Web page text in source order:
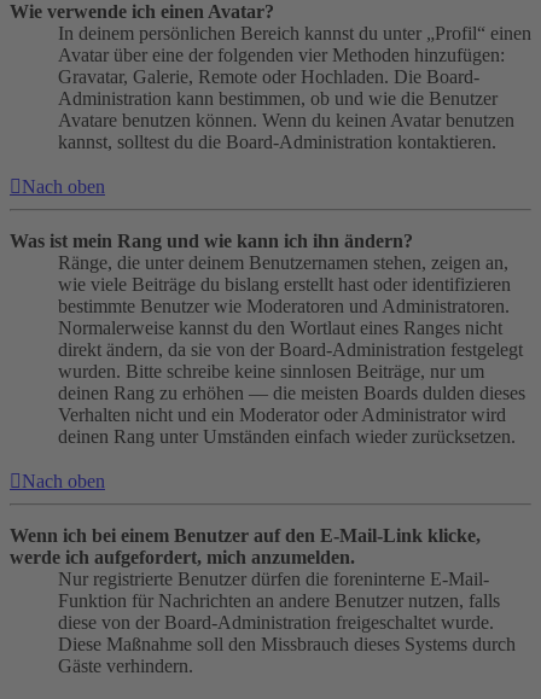
Wie verwende ich einen Avatar?
In deinem persönlichen Bereich kannst du unter „Profil“ einen
Avatar über eine der folgenden vier Methoden hinzufügen:
Gravatar, Galerie, Remote oder Hochladen. Die Board-
Administration kann bestimmen, ob und wie die Benutzer
Avatare benutzen können. Wenn du keinen Avatar benutzen
kannst, solltest du die Board-Administration kontaktieren.
Nach oben
Was ist mein Rang und wie kann ich ihn ändern?
Ränge, die unter deinem Benutzernamen stehen, zeigen an,
wie viele Beiträge du bislang erstellt hast oder identifizieren
bestimmte Benutzer wie Moderatoren und Administratoren.
Normalerweise kannst du den Wortlaut eines Ranges nicht
direkt ändern, da sie von der Board-Administration festgelegt
wurden. Bitte schreibe keine sinnlosen Beiträge, nur um
deinen Rang zu erhöhen — die meisten Boards dulden dieses
Verhalten nicht und ein Moderator oder Administrator wird
deinen Rang unter Umständen einfach wieder zurücksetzen.
Nach oben
Wenn ich bei einem Benutzer auf den E-Mail-Link klicke,
werde ich aufgefordert, mich anzumelden.
Nur registrierte Benutzer dürfen die foreninterne E-Mail-
Funktion für Nachrichten an andere Benutzer nutzen, falls
diese von der Board-Administration freigeschaltet wurde.
Diese Maßnahme soll den Missbrauch dieses Systems durch
Gäste verhindern.